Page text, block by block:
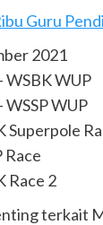
Guru
2021
WSBK WUP
WUP
Superpole
Race
Race 2
terkait